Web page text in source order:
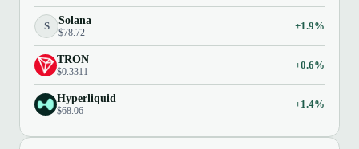
S Solana
$78.72
+1.9%
TRON
$0.3311
+0.6%
Hyperliquid
$68.06
+1.4%